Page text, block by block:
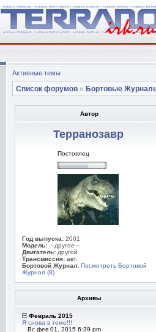
Активные темы
Список форумов » Бортовые
Автор
Терранозавр
Постоялец
Год выпуска: 2001
Модель: ---другое---
Двигатель: другой
Трансмиссия: авт.
Бортовой Журнал: Посмотреть Бортовой
Журнал (8)
Архивы
Февраль 2015
Я снова в теме!!!
Вс фев 01, 2015 6:39 pm